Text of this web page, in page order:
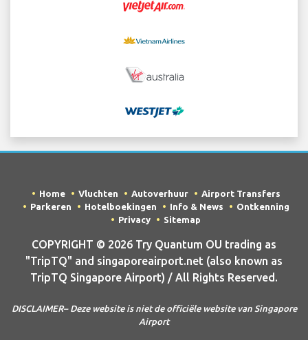
Home Vluchten Autoverhuur
Airport Transfers
Parkeren
Hotelboekingen Info & News
Ontkenning
Privacy
Sitemap
COPYRIGHT © 2026 Try Quantum OU trading as
"TripTQ" and singaporeairport.net (also known as
TripTQ Singapore Airport) / All Rights Reserved.
DISCLAIMER– Deze website is niet de officiële website van Singapore
Airport